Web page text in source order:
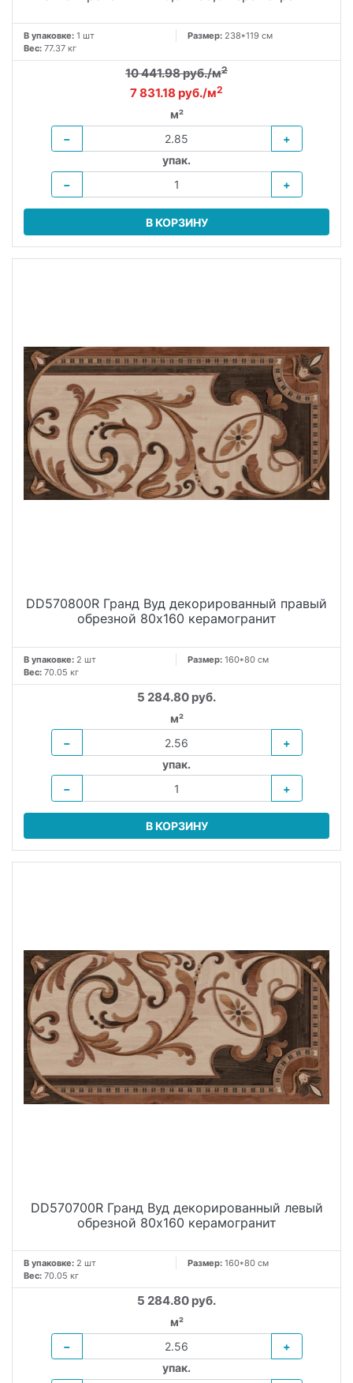
В упаковке: 1 шт Размер: 238*119 см
Вес: 77.37 кг
10 441.98 руб./м2
7 831.18 руб./м2
м²
−
+
упак.
−
+
В КОРЗИНУ
DD570800R Гранд Вуд декорированный правый
обрезной 80x160 керамогранит
В упаковке: 2 шт Размер: 160*80 см
Вес: 70.05 кг
5 284.80 руб.
м²
−
+
упак.
−
+
В КОРЗИНУ
DD570700R Гранд Вуд декорированный левый
обрезной 80x160 керамогранит
В упаковке: 2 шт Размер: 160*80 см
Вес: 70.05 кг
5 284.80 руб.
м²
−
+
упак.